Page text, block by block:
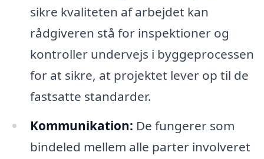
sikre kvaliteten af arbejdet kan
rådgiveren stå for inspektioner og
kontroller undervejs i byggeprocessen
for at sikre, at projektet lever op til de
fastsatte standarder.
Kommunikation: De fungerer som
bindeled mellem alle parter involveret